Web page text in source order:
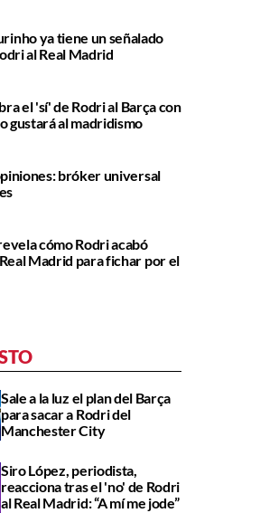
ya tiene un señalado
al Real Madrid
el 'sí' de Rodri al Barça con
gustará al madridismo
bróker universal
cómo Rodri acabó
Madrid para fichar por el
Sale a la luz el plan del Barça
para sacar a Rodri del
Manchester City
Siro López, periodista,
reacciona tras el 'no' de Rodri
al Real Madrid: “A mí me jode”